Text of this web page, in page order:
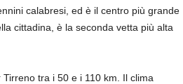
calabresi, ed è il centro più grande
cittadina, è la seconda vetta più alta
tra i 50 e i 110 km. Il clima